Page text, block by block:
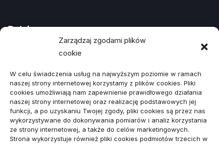
Zarządzaj zgodami plików
cookie
W celu świadczenia usług na najwyższym poziomie w ramach
naszej strony internetowej korzystamy z plików cookies. Pliki
cookies umożliwiają nam zapewnienie prawidłowego działania
naszej strony internetowej oraz realizację podstawowych jej
funkcji, a po uzyskaniu Twojej zgody, pliki cookies są przez nas
wykorzystywane do dokonywania pomiarów i analiz korzystania
ze strony internetowej, a także do celów marketingowych.
Strona wykorzystuje również pliki cookies podmiotów trzecich w
Działy
Biznes, Finanse(78)
Budownictwo, Przemysł(64)
Dom, Ogród(79)
Edukacja, Rozrywka(34)